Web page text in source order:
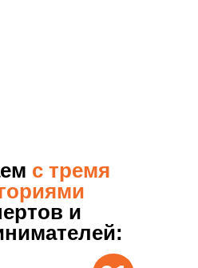
с тремя
и